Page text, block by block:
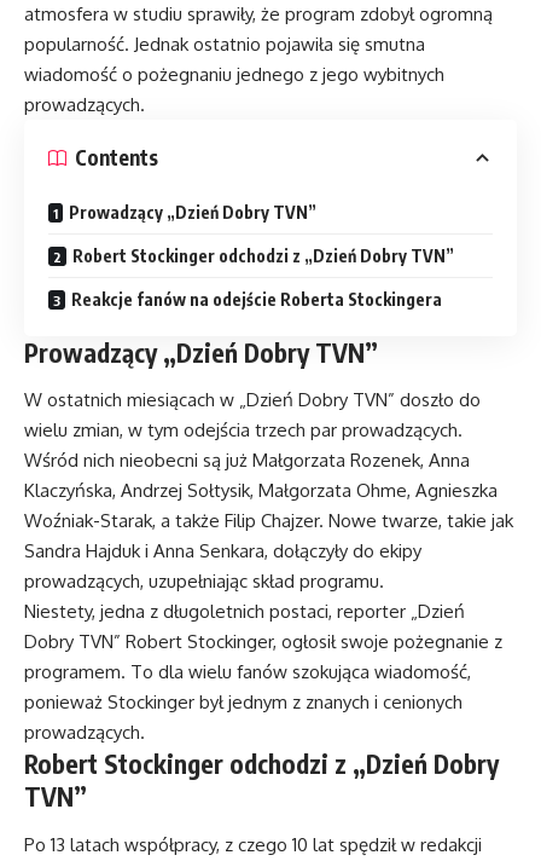
atmosfera w studiu sprawiły, że program zdobył ogromną
popularność. Jednak ostatnio pojawiła się smutna
wiadomość o pożegnaniu jednego z jego wybitnych
prowadzących.
Contents
Prowadzący „Dzień Dobry TVN”
Robert Stockinger odchodzi z „Dzień Dobry TVN”
Reakcje fanów na odejście Roberta Stockingera
Prowadzący „Dzień Dobry TVN”
W ostatnich miesiącach w „Dzień Dobry TVN” doszło do
wielu zmian, w tym odejścia trzech par prowadzących.
Wśród nich nieobecni są już Małgorzata Rozenek, Anna
Klaczyńska, Andrzej Sołtysik, Małgorzata Ohme, Agnieszka
Woźniak-Starak, a także Filip Chajzer. Nowe twarze, takie jak
Sandra Hajduk i Anna Senkara, dołączyły do ekipy
prowadzących, uzupełniając skład programu.
Niestety, jedna z długoletnich postaci, reporter „Dzień
Dobry TVN” Robert Stockinger, ogłosił swoje pożegnanie z
programem. To dla wielu fanów szokująca wiadomość,
ponieważ Stockinger był jednym z znanych i cenionych
prowadzących.
Robert Stockinger odchodzi z „Dzień Dobry
TVN”
Po 13 latach współpracy, z czego 10 lat spędził w redakcji